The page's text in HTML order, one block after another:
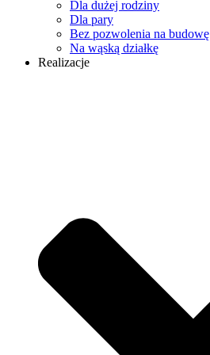
Dla dużej rodziny
Dla pary
Bez pozwolenia na budowę
Na wąską działkę
Realizacje